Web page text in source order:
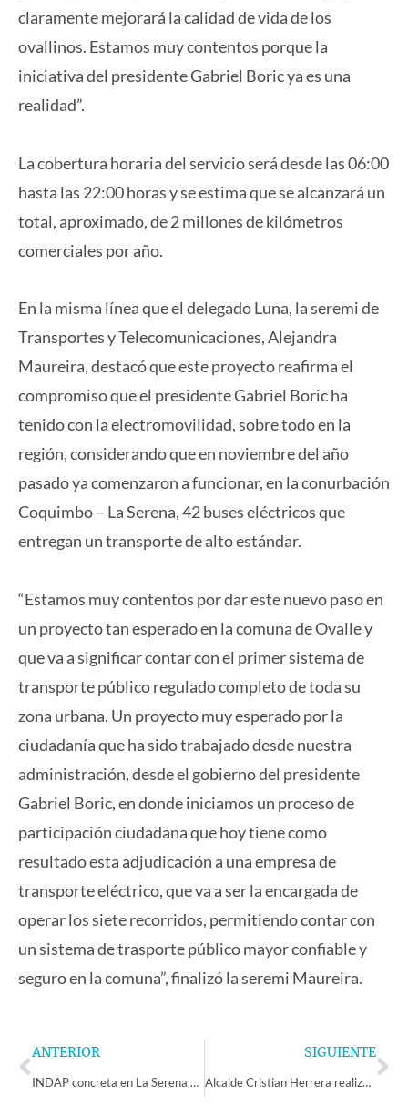
claramente mejorará la calidad de vida de los
ovallinos. Estamos muy contentos porque la
iniciativa del presidente Gabriel Boric ya es una
realidad”.
La cobertura horaria del servicio será desde las 06:00
hasta las 22:00 horas y se estima que se alcanzará un
total, aproximado, de 2 millones de kilómetros
comerciales por año.
En la misma línea que el delegado Luna, la seremi de
Transportes y Telecomunicaciones, Alejandra
Maureira, destacó que este proyecto reafirma el
compromiso que el presidente Gabriel Boric ha
tenido con la electromovilidad, sobre todo en la
región, considerando que en noviembre del año
pasado ya comenzaron a funcionar, en la conurbación
Coquimbo – La Serena, 42 buses eléctricos que
entregan un transporte de alto estándar.
“Estamos muy contentos por dar este nuevo paso en
un proyecto tan esperado en la comuna de Ovalle y
que va a significar contar con el primer sistema de
transporte público regulado completo de toda su
zona urbana. Un proyecto muy esperado por la
ciudadanía que ha sido trabajado desde nuestra
administración, desde el gobierno del presidente
Gabriel Boric, en donde iniciamos un proceso de
participación ciudadana que hoy tiene como
resultado esta adjudicación a una empresa de
transporte eléctrico, que va a ser la encargada de
operar los siete recorridos, permitiendo contar con
un sistema de trasporte público mayor confiable y
seguro en la comuna”, finalizó la seremi Maureira.
Prev
ANTERIOR
INDAP concreta en La Serena el Fondo de Operación Anual (FOA): Más de 300 beneficiados o beneficiadas
SIGUIENTE
Alcalde Cristian Herrera realizó Cuenta Pública 2025 con énfasis en proyectos emblemáticos